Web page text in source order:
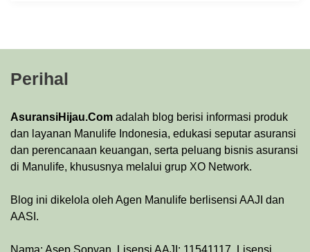
Perihal
AsuransiHijau.Com adalah blog berisi informasi produk
dan layanan Manulife Indonesia, edukasi seputar asuransi
dan perencanaan keuangan, serta peluang bisnis asuransi
di Manulife, khususnya melalui grup XO Network.
Blog ini dikelola oleh Agen Manulife berlisensi AAJI dan
AASI.
Nama: Asep Sopyan. Lisensi AAJI: 11541117. Lisensi